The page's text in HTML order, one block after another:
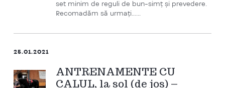
set minim de reguli de bun-simț și prevedere.
Recomadăm să urmați…...
25.01.2021
ANTRENAMENTE CU
CALUL, la sol (de jos) –